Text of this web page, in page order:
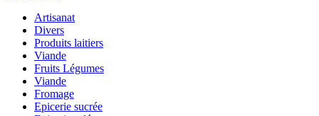
Artisanat
Divers
Produits laitiers
Viande
Fruits Légumes
Viande
Fromage
Epicerie sucrée